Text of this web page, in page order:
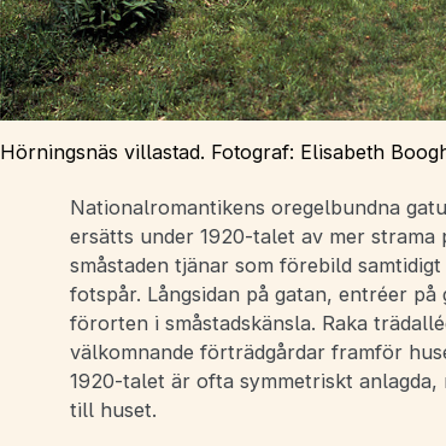
Hörningsnäs villastad. Fotograf: Elisabeth
Nationalromantikens oregelbundna
ersätts under 1920-talet av mer strama
småstaden tjänar som förebild
fotspår. Långsidan på gatan, entréer
förorten i småstadskänsla. Raka
välkomnande förträdgårdar framför
1920-talet är ofta symmetriskt
till huset.